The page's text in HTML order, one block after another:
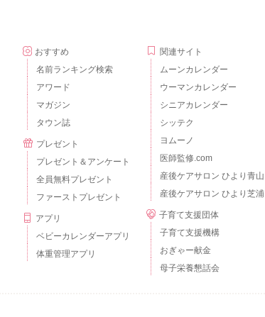
おすすめ
名前ランキング検索
アワード
マガジン
タウン誌
プレゼント
プレゼント＆アンケート
全員無料プレゼント
ファーストプレゼント
アプリ
ベビーカレンダーアプリ
体重管理アプリ
関連サイト
ムーンカレンダー
ウーマンカレンダー
シニアカレンダー
シッテク
ヨムーノ
医師監修.com
産後ケアサロン ひより青山
産後ケアサロン ひより芝浦
子育て支援団体
子育て支援機構
おぎゃー献金
母子栄養懇話会